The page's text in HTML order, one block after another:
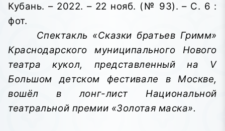
Кубань. – 2022. – 22 нояб. (№ 93). – С. 6 :
фот.
Спектакль «Сказки братьев Гримм»
Краснодарского муниципального Нового
театра кукол, представленный на V
Большом детском фестивале в Москве,
вошёл в лонг-лист Национальной
театральной премии «Золотая маска».